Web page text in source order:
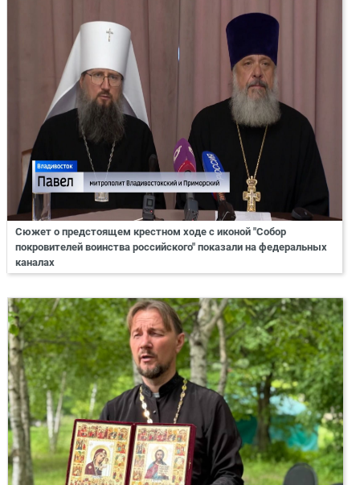
Сюжет о предстоящем крестном ходе с иконой "Собор
покровителей воинства российского" показали на федеральных
каналах